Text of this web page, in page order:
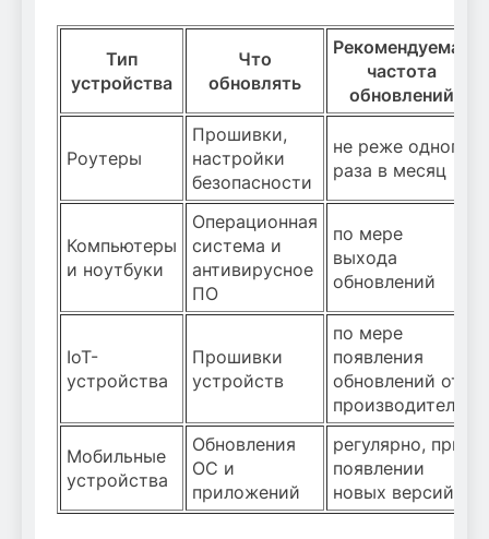
Тип
устройства
Что
обновлять
Рекомендуемая
частота
обновлений
Роутеры
Прошивки,
настройки
безопасности
не реже одного
раза в месяц
Компьютеры
и ноутбуки
Операционная
система и
антивирусное
ПО
по мере
выхода
обновлений
IoT-
устройства
Прошивки
устройств
по мере
появления
обновлений от
производителя
Мобильные
устройства
Обновления
ОС и
приложений
регулярно, при
появлении
новых версий